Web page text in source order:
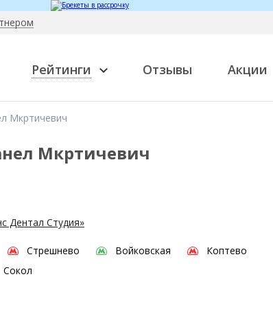
Рейтинги Отзывы Акции
Мкртичевич
Мкртичевич
Дентал Студия»
Стрешнево Войковская
Коптево
Сокол